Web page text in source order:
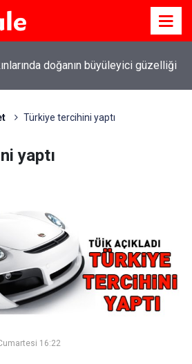
doğanın büyüleyici güzelliği
Türkiye tercihini yaptı
yaptı
16:22